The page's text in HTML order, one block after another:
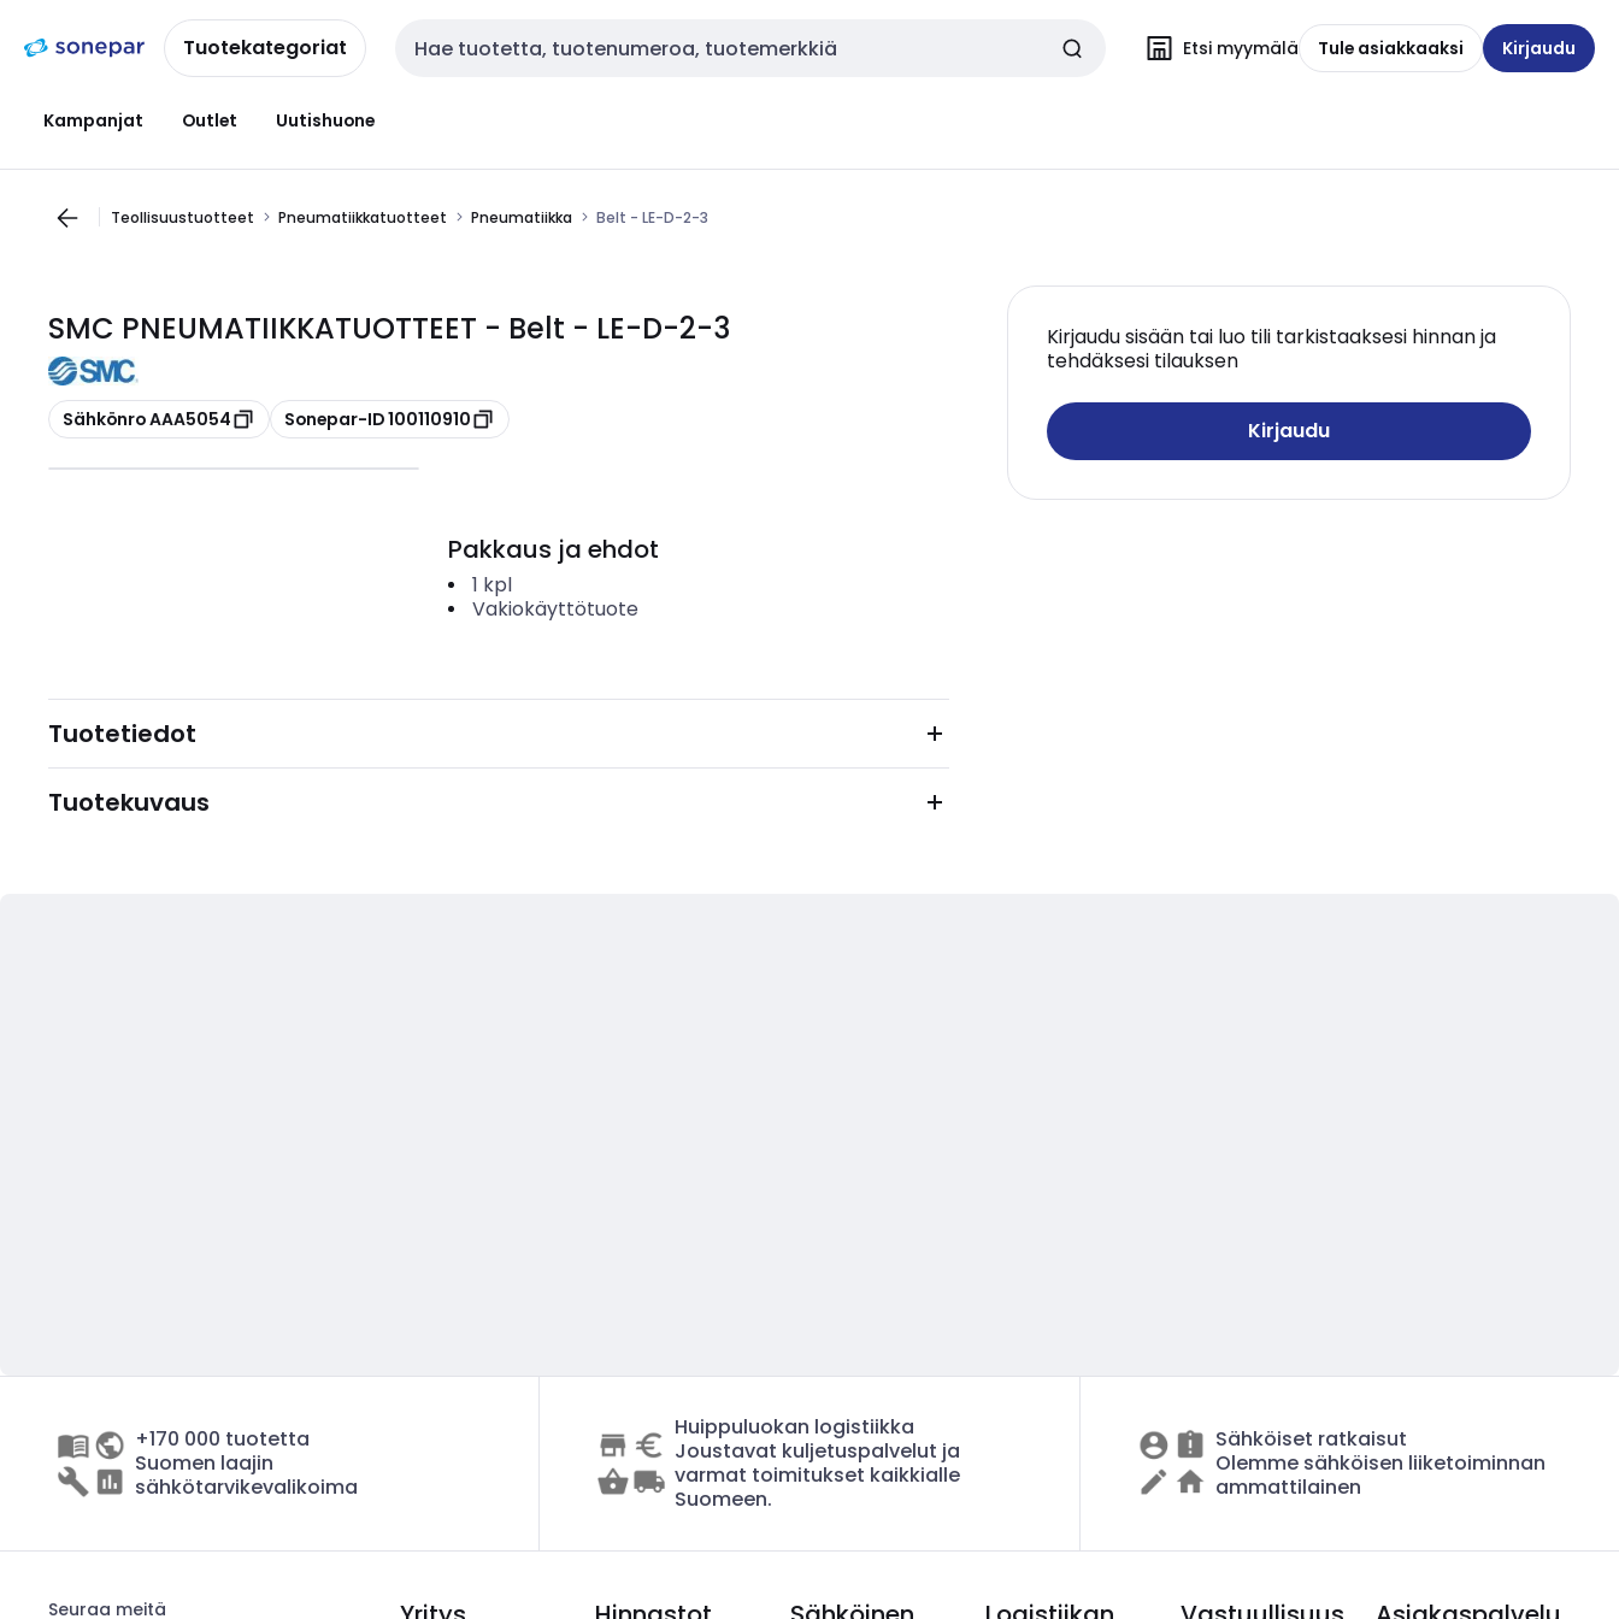
navigointiinsisältöönTuotekategoriat Haku Etsi myymälä Tule asiakkaaksi Kirjaudu
Kampanjat Outlet Uutishuone
Teollisuustuotteet Pneumatiikkatuotteet Pneumatiikka Belt - LE-D-2-3
SMC PNEUMATIIKKATUOTTEET - Belt - LE-D-2-3
Kopioi
Sähkönro AAA5054 Kopioi
Sonepar-ID 100110910
Kirjaudu sisään tai luo tili tarkistaaksesi hinnan ja
tehdäksesi tilauksen
Kirjaudu
Pakkaus ja ehdot
1 kpl
Vakiokäyttötuote
Tuotetiedot
Tuotekuvaus
+170 000 tuotetta
Suomen laajin
sähkötarvikevalikoima
Huippuluokan logistiikka
Joustavat kuljetuspalvelut ja
varmat toimitukset kaikkialle
Suomeen.
Sähköiset ratkaisut
Olemme sähköisen liiketoiminnan
ammattilainen
Seuraa meitä